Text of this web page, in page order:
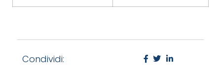
Condividi: